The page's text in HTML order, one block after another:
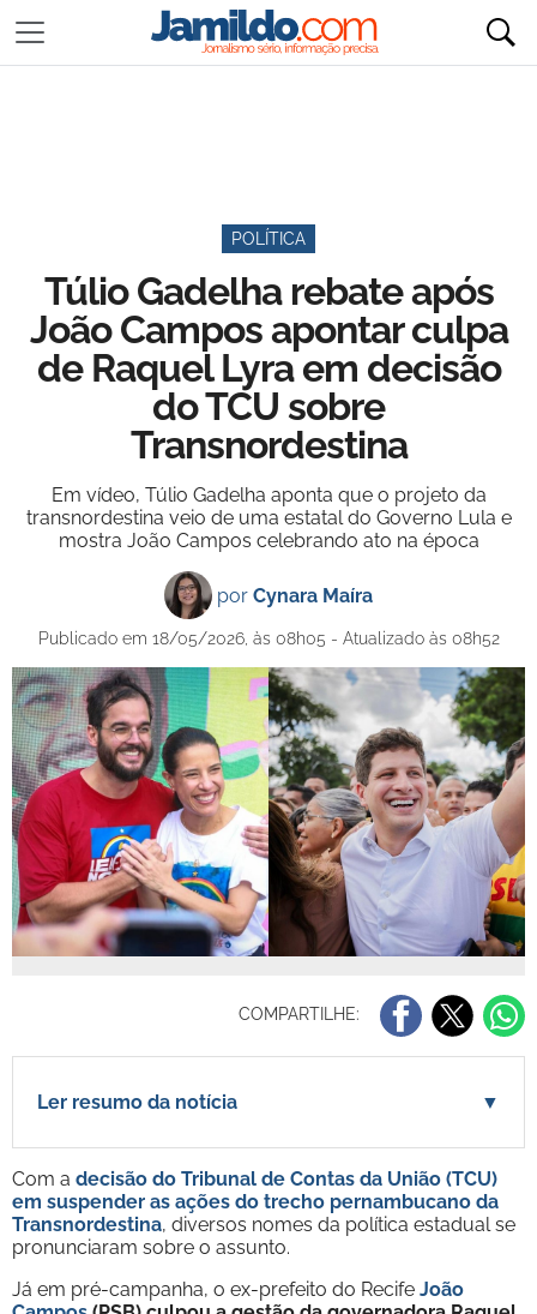
POLÍTICA
Túlio Gadelha rebate após
João Campos apontar culpa
de Raquel Lyra em decisão
do TCU sobre
Transnordestina
Em vídeo, Túlio Gadelha aponta que o projeto da
transnordestina veio de uma estatal do Governo Lula e
mostra João Campos celebrando ato na época
por Cynara Maíra
Publicado em 18/05/2026, às 08h05 - Atualizado às 08h52
COMPARTILHE:
Ler resumo da notícia ▼
Com a decisão do Tribunal de Contas da União (TCU)
em suspender as ações do trecho pernambucano da
Transnordestina, diversos nomes da política estadual se
pronunciaram sobre o assunto.
Já em pré-campanha, o ex-prefeito do Recife João